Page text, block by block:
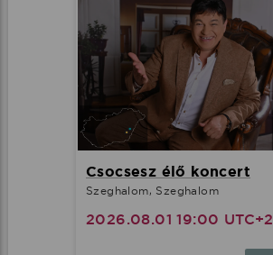
Csocsesz élő koncert
Szeghalom, Szeghalom
2026.08.01 19:00 UTC+2